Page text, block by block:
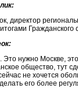
директор
нужно Москве,
общество, тут
не хочется
его более